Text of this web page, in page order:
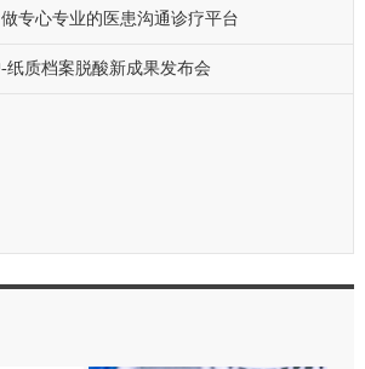
专心专业的医患沟通诊疗平台
纸质档案脱酸新成果发布会